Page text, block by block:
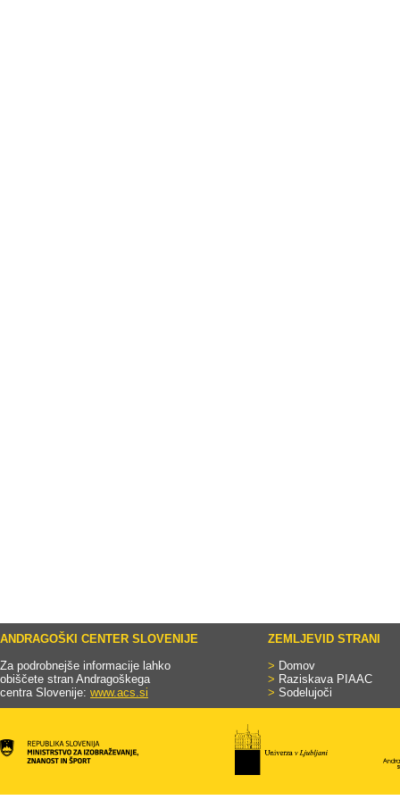
ANDRAGOŠKI CENTER SLOVENIJE
ZEMLJEVID STRANI
Za podrobnejše informacije lahko
obiščete stran Andragoškega
centra Slovenije: www.acs.si
> Domov
> Raziskava PIAAC
> Sodelujoči